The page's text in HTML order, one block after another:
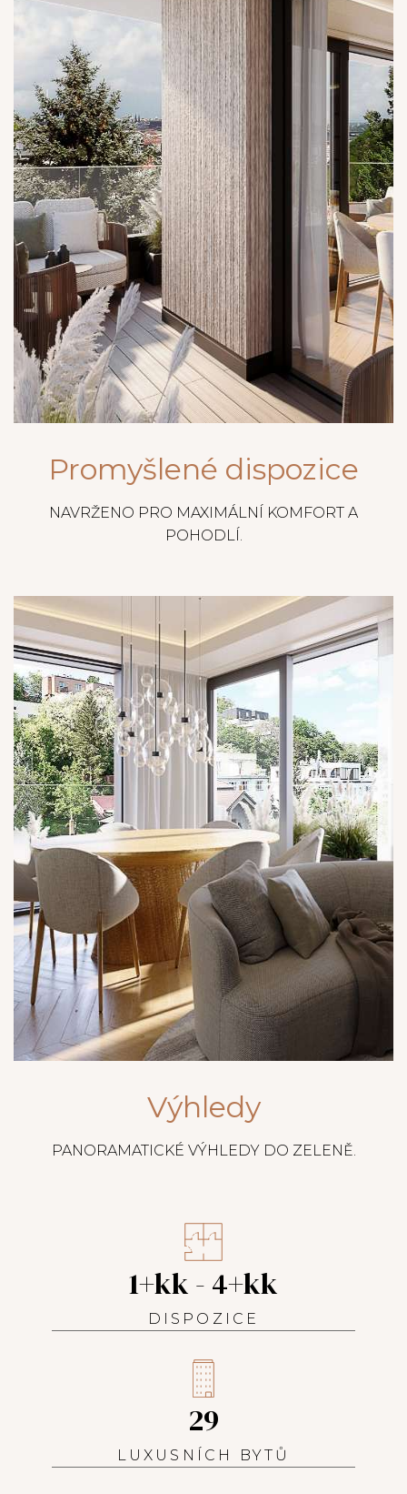
Promyšlené dispozice
NAVRŽENO PRO MAXIMÁLNÍ KOMFORT A
POHODLÍ.
Výhledy
PANORAMATICKÉ VÝHLEDY DO ZELENĚ.
1+kk - 4+kk
DISPOZICE
29
LUXUSNÍCH BYTŮ